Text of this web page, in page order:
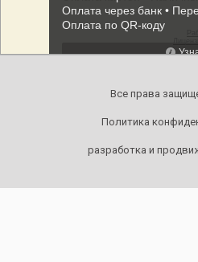
Все права
Политика
разработка и